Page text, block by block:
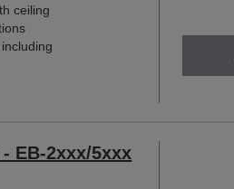
ceiling
EB-2xxx/5xxx